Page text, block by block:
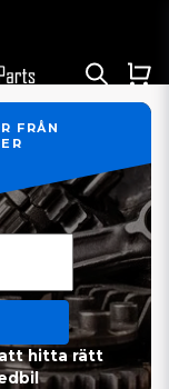
FRÅN
hitta rätt